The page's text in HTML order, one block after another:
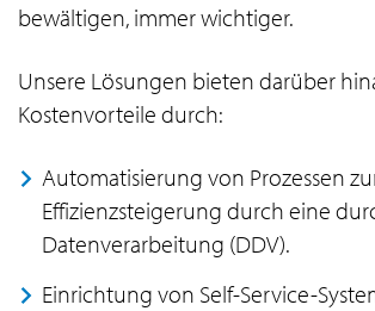
bewältigen, immer wichtiger.
Unsere Lösungen bieten darüber
Kostenvorteile durch:
Automatisierung von Prozessen
Effizienzsteigerung durch eine
Datenverarbeitung (DDV).
Einrichtung von Self-Service-